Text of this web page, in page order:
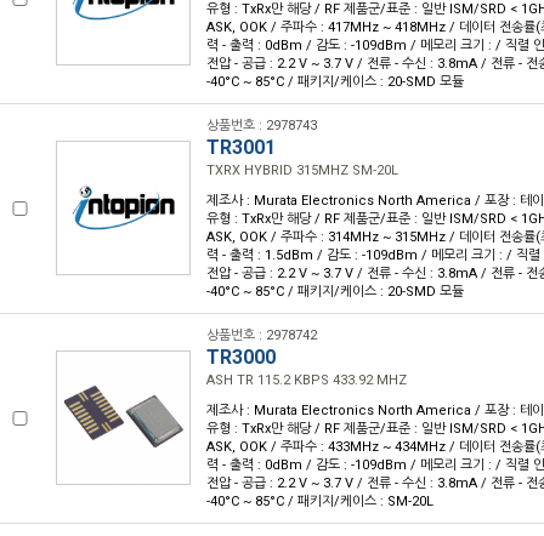
유형 : TxRx만 해당 / RF 제품군/표준 : 일반 ISM/SRD <
ASK, OOK / 주파수 : 417MHz ~ 418MHz / 데이터 전송
력 - 출력 : 0dBm / 감도 : -109dBm / 메모리 크기 : / 직렬
전압 - 공급 : 2.2 V ~ 3.7 V / 전류 - 수신 : 3.8mA / 전류 -
-40°C ~ 85°C / 패키지/케이스 : 20-SMD 모듈
상품번호 : 2978743
TR3001
TXRX HYBRID 315MHZ SM-20L
제조사 : Murata Electronics North America / 포장 : 테
유형 : TxRx만 해당 / RF 제품군/표준 : 일반 ISM/SRD <
ASK, OOK / 주파수 : 314MHz ~ 315MHz / 데이터 전송
력 - 출력 : 1.5dBm / 감도 : -109dBm / 메모리 크기 : / 직
전압 - 공급 : 2.2 V ~ 3.7 V / 전류 - 수신 : 3.8mA / 전류 -
-40°C ~ 85°C / 패키지/케이스 : 20-SMD 모듈
상품번호 : 2978742
TR3000
ASH TR 115.2 KBPS 433.92 MHZ
제조사 : Murata Electronics North America / 포장 : 테
유형 : TxRx만 해당 / RF 제품군/표준 : 일반 ISM/SRD <
ASK, OOK / 주파수 : 433MHz ~ 434MHz / 데이터 전송
력 - 출력 : 0dBm / 감도 : -109dBm / 메모리 크기 : / 직렬
전압 - 공급 : 2.2 V ~ 3.7 V / 전류 - 수신 : 3.8mA / 전류 -
-40°C ~ 85°C / 패키지/케이스 : SM-20L